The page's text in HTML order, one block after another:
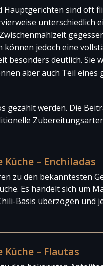
sind oft
unterschiedlich
können jedoch eine
besonders deutlich. Sie
aber auch Teil eines
gezählt werden. Die
– Enchiladas
zu den bekanntesten
Es handelt sich um
Basis überzogen und
– Flautas